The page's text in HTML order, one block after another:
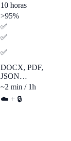
10 horas
>95%
✅
✅
✅
DOCX, PDF,
JSON…
~2 min / 1h
☁️ + 🔒